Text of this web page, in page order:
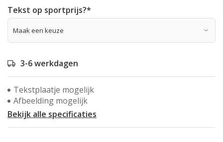
Tekst op sportprijs?*
3-6 werkdagen
Tekstplaatje mogelijk
Afbeelding mogelijk
Bekijk alle specificaties